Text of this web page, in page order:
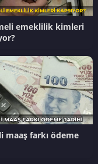
emeklilik kimleri
maaş farkı ödeme